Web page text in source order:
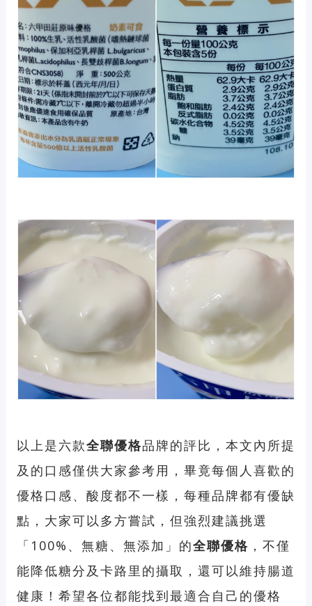
以上是六款全聯優格品牌的評比，本文內所提
及的口感僅供大家參考用，畢竟每個人喜歡的
優格口感、酸度都不一樣，每種品牌都有優缺
點，大家可以多方嘗試，但強烈建議挑選
「100%、無糖、無添加」的全聯優格 ，不僅
能降低糖分及卡路里的攝取，還可以維持腸道
健康！希望各位都能找到最適合自己的優格